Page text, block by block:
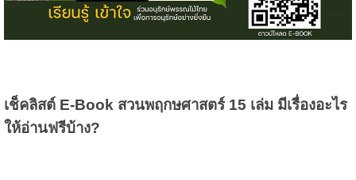
เช็คลิสต์ E-Book สวนพฤกษศาสตร์ 15 เล่ม มีเรื่องอะไร
ให้อ่านฟรีบ้าง?